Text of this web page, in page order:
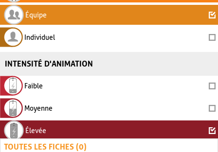
Équipe
Individuel
INTENSITÉ D'ANIMATION
Faible
Moyenne
Élevée
TOUTES LES FICHES (0)